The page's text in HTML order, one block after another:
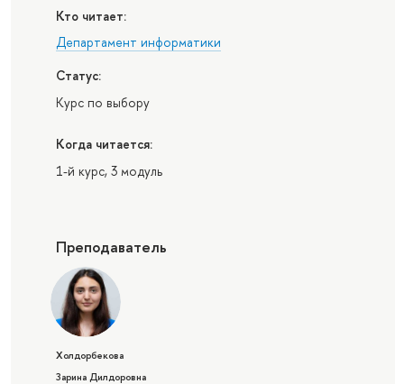
Кто читает:
Департамент информатики
Статус:
Курс по выбору
Когда читается:
1-й курс, 3 модуль
Преподаватель
Холдорбекова
Зарина Дилдоровна